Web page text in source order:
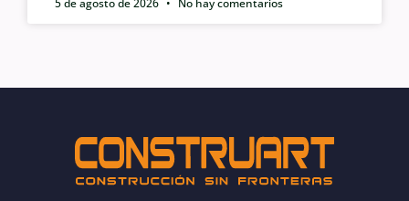
5 de agosto de 2026
No hay comentarios